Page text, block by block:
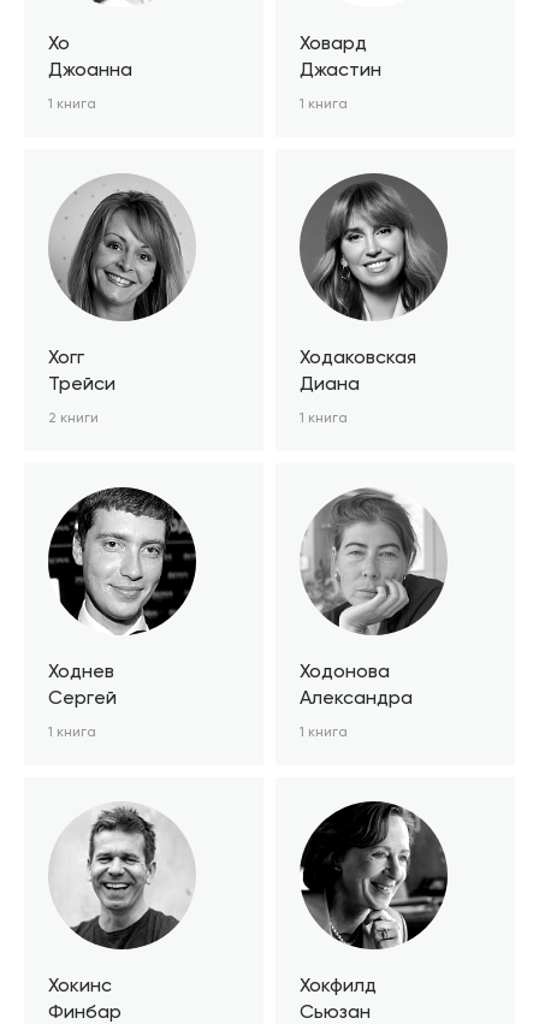
Хо
Джоанна
1 книга
Ховард
Джастин
1 книга
Хогг
Трейси
2 книги
Ходаковская
Диана
1 книга
Ходнев
Сергей
1 книга
Ходонова
Александра
1 книга
Хокинс
Финбар
Хокфилд
Сьюзан